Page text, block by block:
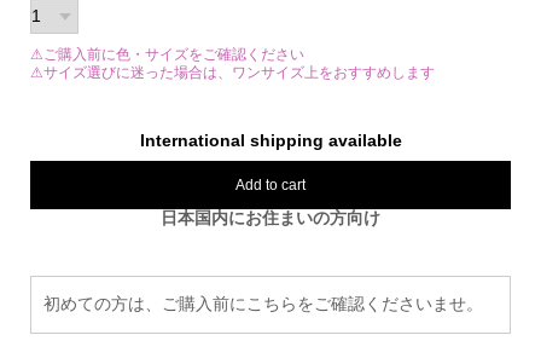
⚠ご購入前に色・サイズをご確認ください
⚠サイズ選びに迷った場合は、ワンサイズ上をおすすめします
International shipping available
Add to cart
日本国内にお住まいの方向け
初めての方は、ご購入前にこちらをご確認くださいませ。